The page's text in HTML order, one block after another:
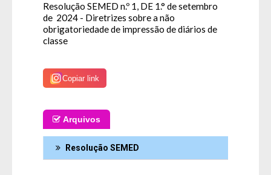
Resolução SEMED n.º 1, DE 1.° de setembro
de 2024 - Diretrizes sobre a não
obrigatoriedade de impressão de diários de
classe
Copiar link
Arquivos
Resolução SEMED